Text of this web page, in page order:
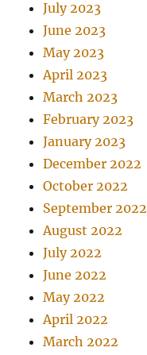
July 2023
June 2023
May 2023
April 2023
March 2023
February 2023
January 2023
December 2022
October 2022
September 2022
August 2022
July 2022
June 2022
May 2022
April 2022
March 2022